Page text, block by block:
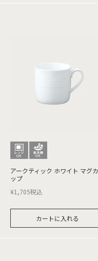
アークティック ホワイト マグカ
ップ
¥1,705税込
カートに入れる